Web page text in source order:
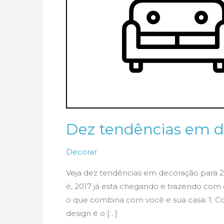
Dez tendências em
Decorar
Veja dez tendências em decoração para
é, 2017 já esta chegando e trazendo
o que combina com você e sua casa: 1.
design é o […]